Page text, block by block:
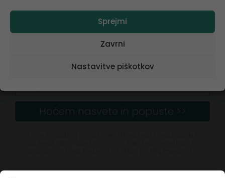
Sprejmi
Zavrni
Nastavitve piškotkov
Ime
Hočem nasvete in popuste >>